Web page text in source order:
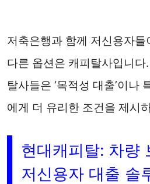
저축은행과 함께 저신용자
다른 옵션은 캐피탈사입니다
탈사들은 ‘목적성 대출’이나
에게 더 유리한 조건을 제시
현대캐피탈: 차량
저신용자 대출 솔